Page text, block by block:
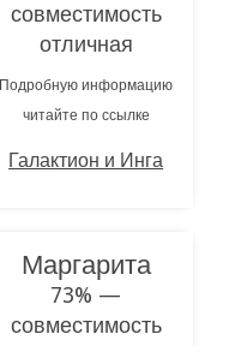
совместимость
отличная
Подробную информацию
читайте по ссылке
Галактион и Инга
Маргарита
73% —
совместимость